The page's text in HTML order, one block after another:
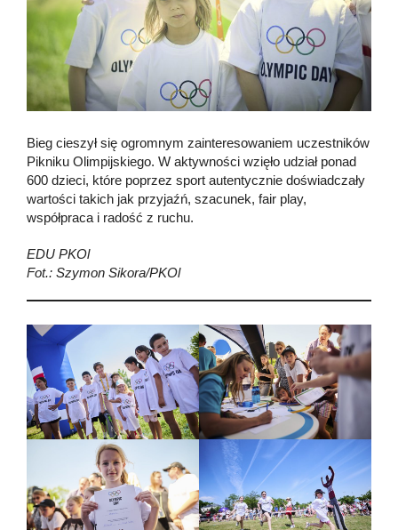
Bieg cieszył się ogromnym zainteresowaniem uczestników
Pikniku Olimpijskiego. W aktywności wzięło udział ponad
600 dzieci, które poprzez sport autentycznie doświadczały
wartości takich jak przyjaźń, szacunek, fair play,
współpraca i radość z ruchu.
EDU PKOl
Fot.: Szymon Sikora/PKOl